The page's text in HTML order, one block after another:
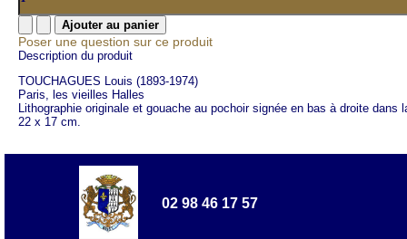
Poser une question sur ce produit
Description du produit
TOUCHAGUES Louis (1893-1974)
Paris, les vieilles Halles
Lithographie originale et gouache au pochoir signée en bas à droite dans
22 x 17 cm.
02 98 46 17 57